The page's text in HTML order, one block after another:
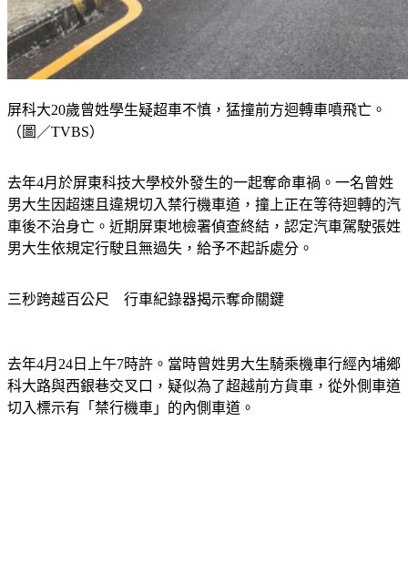
（圖／TVBS）
男大生因超速且違規切入禁行機車道，撞上正在等待迴轉的汽
車後不治身亡。近期屏東地檢署偵查終結，認定汽車駕駛張姓
男大生依規定行駛且無過失，給予不起訴處分。
科大路與西銀巷交叉口，疑似為了超越前方貨車，從外側車道
切入標示有「禁行機車」的內側車道。